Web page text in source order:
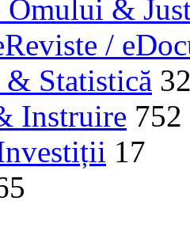
Omului &
/
Statistică
Instruire 752
17